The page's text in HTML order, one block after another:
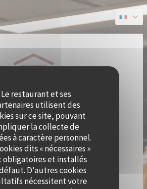
en matière de cookies
Le restaurant et ses
utilisent des
sur ce site, pouvant
la collecte de
à caractère personnel.
dits « nécessaires »
obligatoires et installés
D'autres cookies
nécessitent votre
nouvelle fenêtre))
DEVIENT CRAMAT'
D'UN ÉTÉ !